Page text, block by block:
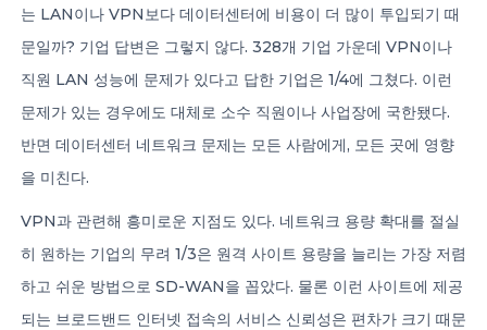
는 LAN이나 VPN보다 데이터센터에 비용이 더 많이 투입되기 때
문일까? 기업 답변은 그렇지 않다. 328개 기업 가운데 VPN이나
직원 LAN 성능에 문제가 있다고 답한 기업은 1/4에 그쳤다. 이런
문제가 있는 경우에도 대체로 소수 직원이나 사업장에 국한됐다.
반면 데이터센터 네트워크 문제는 모든 사람에게, 모든 곳에 영향
을 미친다.
VPN과 관련해 흥미로운 지점도 있다. 네트워크 용량 확대를 절실
히 원하는 기업의 무려 1/3은 원격 사이트 용량을 늘리는 가장 저렴
하고 쉬운 방법으로 SD-WAN을 꼽았다. 물론 이런 사이트에 제공
되는 브로드밴드 인터넷 접속의 서비스 신뢰성은 편차가 크기 때문